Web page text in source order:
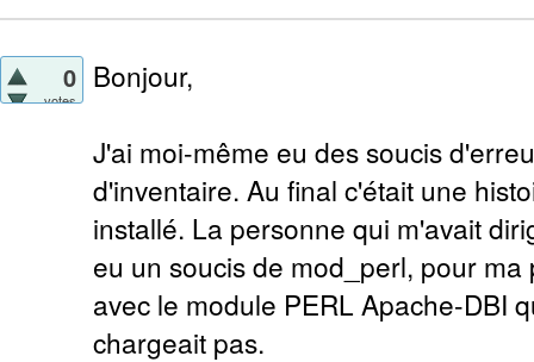
0
votes
Bonjour,
J'ai moi-même eu des soucis
d'inventaire. Au final c'était une
installé. La personne qui m'avait
eu un soucis de mod_perl, pour
avec le module PERL Apache-DBI
chargeait pas.